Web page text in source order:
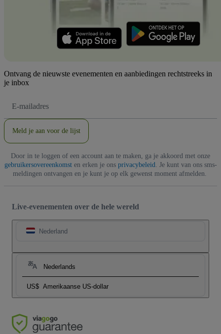
Ontvang de nieuwste evenementen en aanbiedingen rechtstreeks in
je inbox
mailadres
Meld je aan voor de lijst
Door in te loggen of een account aan te maken, ga je akkoord met onze
gebruikersovereenkomsten erken je ons privacybeleid . Je kunt van ons sms-
meldingen ontvangen en je kunt je op elk gewenst moment afmelden.
Live-evenementen over de hele wereld
Nederland
Nederlands
US$ Amerikaanse US-dollar